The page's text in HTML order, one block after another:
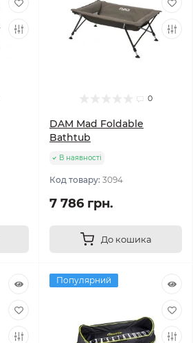
0
DAM Mad Foldable
Bathtub
В наявності
Код товару: 3094
7 786 грн.
До кошика
Популярний